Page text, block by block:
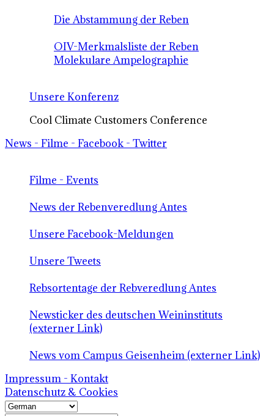
Die Abstammung der Reben
OIV-Merkmalsliste der Reben
Molekulare Ampelographie
Unsere Konferenz
Cool Climate Customers Conference
News - Filme - Facebook - Twitter
Filme - Events
News der Rebenveredlung Antes
Unsere Facebook-Meldungen
Unsere Tweets
Rebsortentage der Rebveredlung Antes
Newsticker des deutschen Weininstituts
(externer Link)
News vom Campus Geisenheim (externer Link)
Impressum - Kontakt
Datenschutz & Cookies